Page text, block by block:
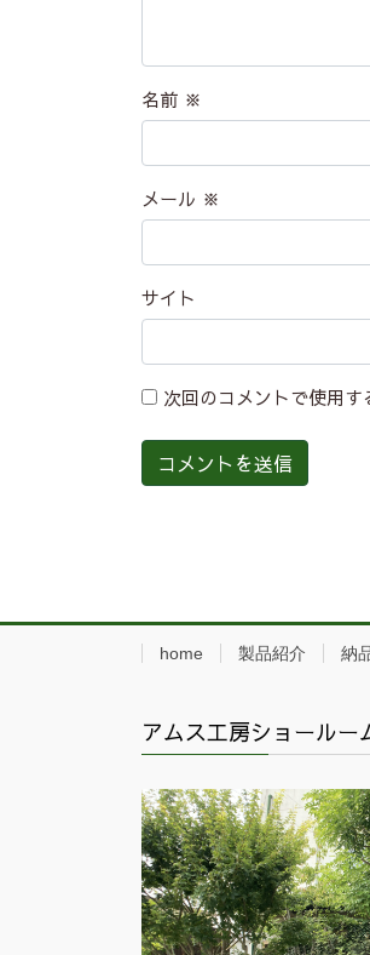
名前 ※
メール ※
サイト
次回のコメントで使用す
home 製品紹介 納
アムス工房ショールー